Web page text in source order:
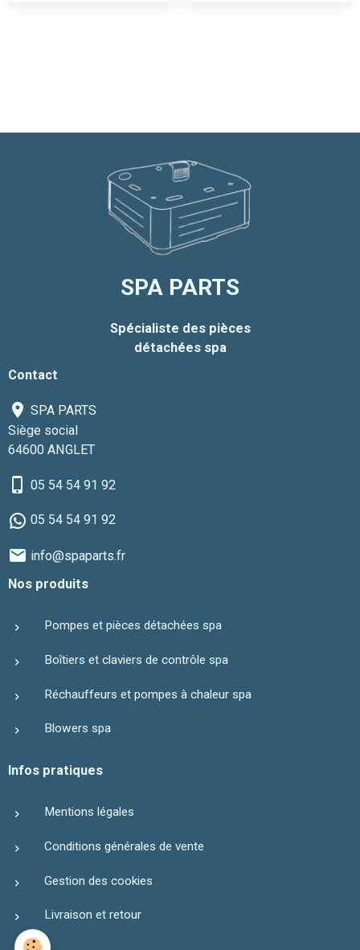
SPA PARTS
Spécialiste des pièces
détachées spa
Contact
SPA PARTS
Siège social
64600 ANGLET
05 54 54 91 92
05 54 54 91 92
info@spaparts.fr
Nos produits
Pompes et pièces détachées spa
Boîtiers et claviers de contrôle spa
Réchauffeurs et pompes à chaleur spa
Blowers spa
Infos pratiques
Mentions légales
Conditions générales de vente
Gestion des cookies
Livraison et retour